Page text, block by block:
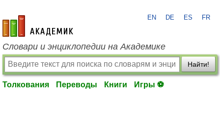
academic.ru
EN DE ES FR
Словари и энциклопедии на Академике
Найти!
Толкования Переводы Книги Игры ⚽